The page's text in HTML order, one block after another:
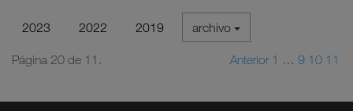
2023 2022 2019 archivo
Página 20 de 11. Anterior 1 … 9 10 11